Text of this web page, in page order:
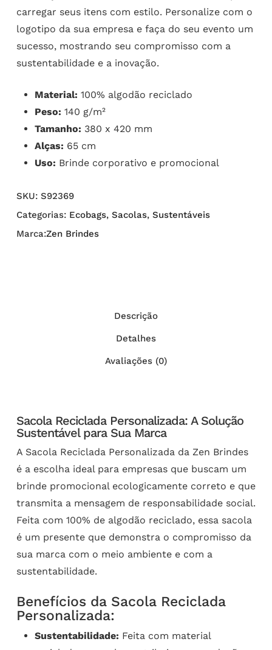
carregar seus itens com estilo. Personalize com o
logotipo da sua empresa e faça do seu evento um
sucesso, mostrando seu compromisso com a
sustentabilidade e a inovação.
Material: 100% algodão reciclado
Peso: 140 g/m²
Tamanho: 380 x 420 mm
Alças: 65 cm
Uso: Brinde corporativo e promocional
SKU: S92369
Categorias: Ecobags, Sacolas, Sustentáveis
Marca:Zen Brindes
Descrição
Detalhes
Avaliações (0)
Sacola Reciclada Personalizada: A Solução
Sustentável para Sua Marca
A Sacola Reciclada Personalizada da Zen Brindes
é a escolha ideal para empresas que buscam um
brinde promocional ecologicamente correto e que
transmita a mensagem de responsabilidade social.
Feita com 100% de algodão reciclado, essa sacola
é um presente que demonstra o compromisso da
sua marca com o meio ambiente e com a
sustentabilidade.
Benefícios da Sacola Reciclada
Personalizada:
Sustentabilidade: Feita com material